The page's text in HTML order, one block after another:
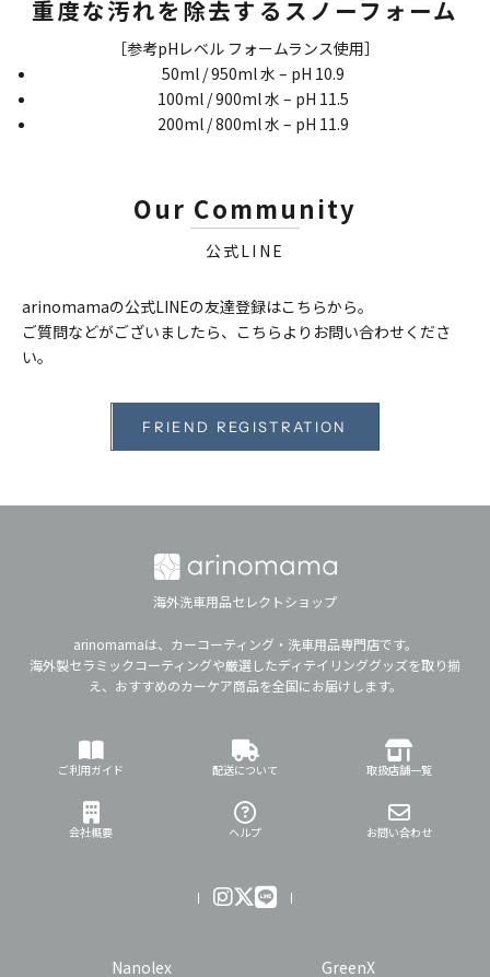
重度な汚れを除去するスノーフォーム
［参考pHレベル フォームランス使用］
50ml / 950ml 水 – pH 10.9
100ml / 900ml 水 – pH 11.5
200ml / 800ml 水 – pH 11.9
Our Community
公式LINE
arinomamaの公式LINEの友達登録はこちらから。
ご質問などがございましたら、こちらよりお問い合わせくださ
い。
FRIEND REGISTRATION
海外洗車用品セレクトショップ
arinomamaは、カーコーティング・洗車用品専門店です。
海外製セラミックコーティングや厳選したディテイリンググッズを取り揃
え、おすすめのカーケア商品を全国にお届けします。
ご利用ガイド 配送について 取扱店舗一覧
会社概要 ヘルプ お問い合わせ
Nanolex GreenX